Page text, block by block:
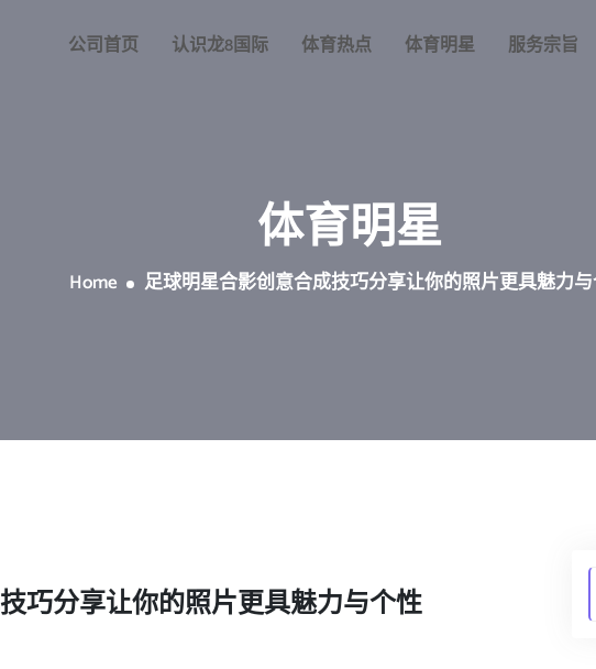
公司首页 认识龙8国际 体育热点 体育明星 服务宗旨
体育明星
Home 足球明星合影创意合成技巧分享让你的照片更具魅力
巧分享让你的照片更具魅力与个性